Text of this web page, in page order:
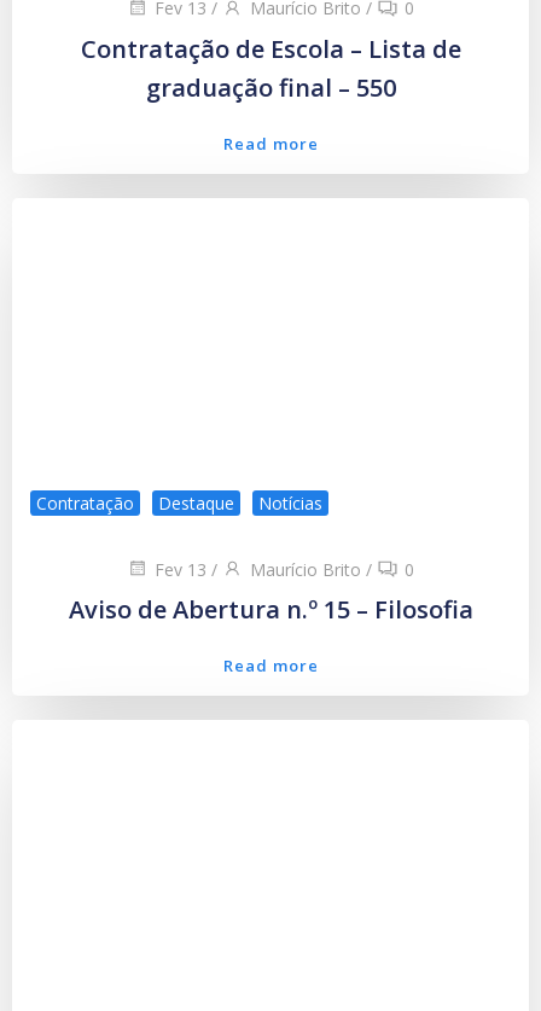
Fev 13 / Maurício Brito / 0
Contratação de Escola – Lista de
graduação final – 550
Read more
Contratação Destaque Notícias
Fev 13 / Maurício Brito / 0
Aviso de Abertura n.º 15 – Filosofia
Read more